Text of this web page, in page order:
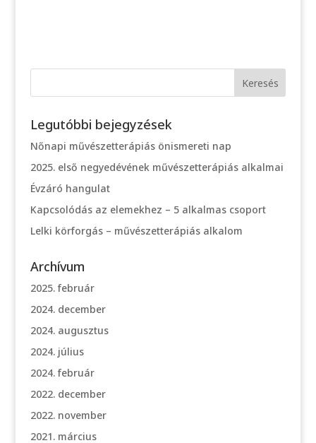
Legutóbbi bejegyzések
Nőnapi művészetterápiás önismereti nap
2025. első negyedévének művészetterápiás alkalmai
Évzáró hangulat
Kapcsolódás az elemekhez – 5 alkalmas csoport
Lelki körforgás – művészetterápiás alkalom
Archívum
2025. február
2024. december
2024. augusztus
2024. július
2024. február
2022. december
2022. november
2021. március